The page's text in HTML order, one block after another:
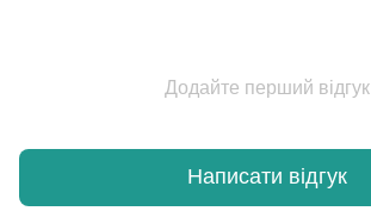
Додайте перший відгук
Написати відгук